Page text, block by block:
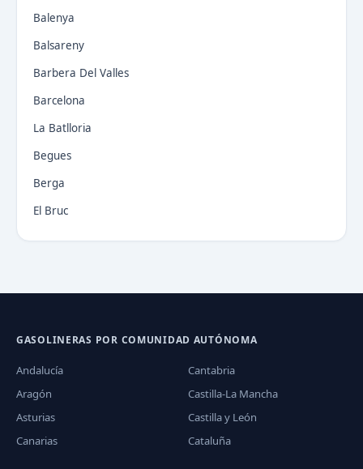
Balenya
Balsareny
Barbera Del Valles
Barcelona
La Batlloria
Begues
Berga
El Bruc
GASOLINERAS POR COMUNIDAD AUTÓNOMA
Andalucía
Aragón
Asturias
Canarias
Cantabria
Castilla-La Mancha
Castilla y León
Cataluña